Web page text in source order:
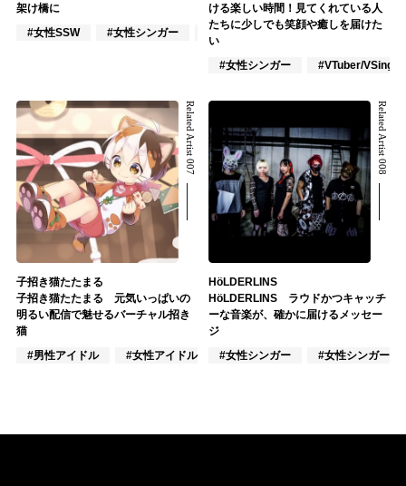
架け橋に
#女性SSW
#女性シンガー #インディーズ
ける楽しい時間！見てくれている人
たちに少しでも笑顔や癒しを届けた
い
#女性シンガー
#VTuber/VSinger
Related Artist 007
子招き猫たたまる
子招き猫たたまる 元気いっぱいの
明るい配信で魅せるバーチャル招き
猫
#男性アイドル
#女性アイドル #アニメ/ゲーム
Related Artist 008
HöLDERLINS
HöLDERLINS ラウドかつキャッチ
ーな音楽が、確かに届けるメッセー
ジ
#女性シンガー
#女性シンガーグ